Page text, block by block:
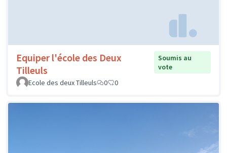
Equiper l'école des Deux
Tilleuls
Soumis au
vote
Ecole des deux Tilleuls
0 0